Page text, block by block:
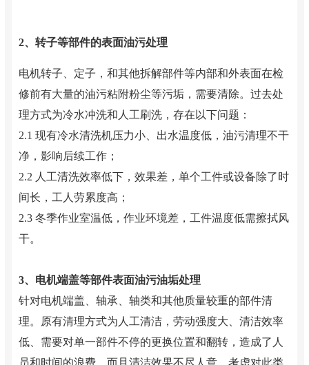
2、转子等部件的表面油污处理
电机转子、定子，和其他拆解部件等内部和外表面在检
修前有大量的油污粘附粉尘等污垢，需要清除。过去处
理方式为冷水冲洗和人工刷洗，存在以下问题：
2.1 现有冷水清洗机压力小、出水温度低，油污清理不干
净，影响后续工作；
2.2 人工清洗效率低下，效果差，单个工件或设备除了时
间长，工人劳累度高；
2.3 冬季作业室温低，作业环境差，工件温度低需擦拭风
干。
3、电机端盖等部件表面油污油垢处理
针对电机端盖、轴承、轴类和其他质量较重的部件清
理。原有清理方式为人工清洁，劳动强度大、清洁效率
低、需要对单一部件不停的更换位置和翻转，造成了人
员和时间的浪费。而且清洁效果不尽人意。考虑对此类